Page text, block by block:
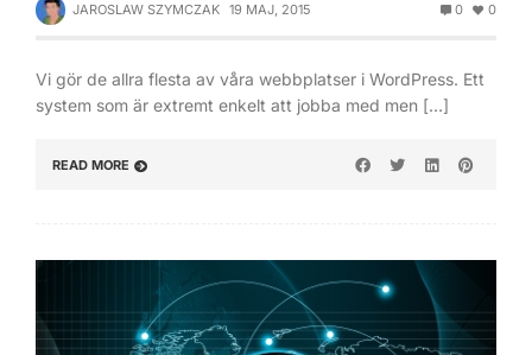
JAROSLAW SZYMCZAK 19 MAJ, 2015 0 0
Vi gör de allra flesta av våra webbplatser i WordPress. Ett
system som är extremt enkelt att jobba med men […]
READ MORE